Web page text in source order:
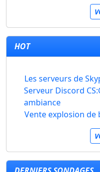
HOT
Les serveurs de
Serveur Discord
ambiance
Vente explosion de